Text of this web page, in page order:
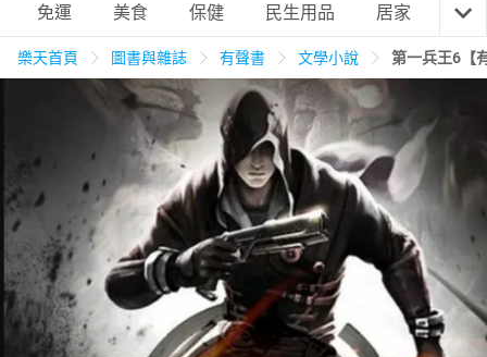
購物網分類
美食蛋糕 養生保健 民生用品
3C家電 運動休閒 親子玩具
女裝 化妝保養 情趣用品
免運 美食 保健 民生用品 居家 3C
樂天首頁 圖書與雜誌 有聲書 文學小說 第一兵王6【